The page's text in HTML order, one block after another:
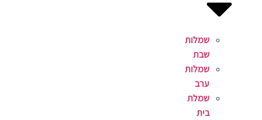
שמלות
שבת
שמלות
ערב
שמלת
בית